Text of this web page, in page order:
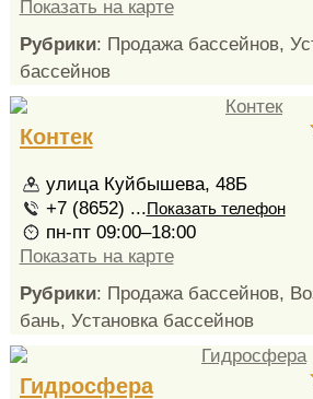
Показать на карте
Рубрики: Продажа бассейнов,
бассейнов
Контек
улица Куйбышева, 48Б
+7 (8652) ...Показать телефон
пн-пт 09:00–18:00
Показать на карте
Рубрики: Продажа бассейнов,
бань, Установка бассейнов
Гидросфера